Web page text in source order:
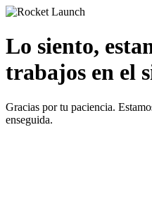
Lo siento,
trabajos en el
Gracias por tu paciencia.
enseguida.